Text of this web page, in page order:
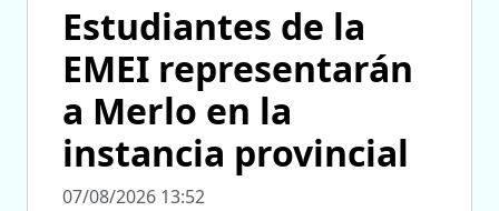
Estudiantes de la
EMEI representarán
a Merlo en la
instancia provincial
07/08/2026 13:52